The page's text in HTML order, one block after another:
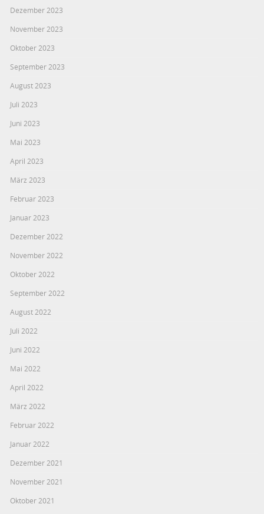
Dezember 2023
November 2023
Oktober 2023
September 2023
August 2023
Juli 2023
Juni 2023
Mai 2023
April 2023
März 2023
Februar 2023
Januar 2023
Dezember 2022
November 2022
Oktober 2022
September 2022
August 2022
Juli 2022
Juni 2022
Mai 2022
April 2022
März 2022
Februar 2022
Januar 2022
Dezember 2021
November 2021
Oktober 2021